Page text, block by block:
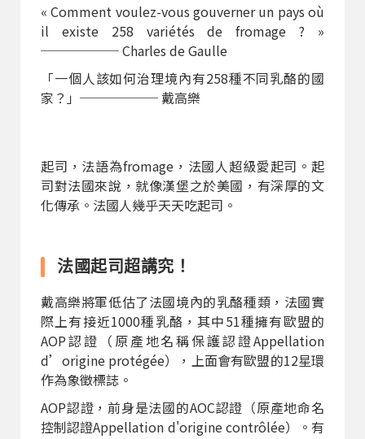
« Comment voulez-vous gouverner un pays où
il existe 258 variétés de fromage ? »
────── Charles de Gaulle
「一個人該如何治理境內有258種不同乳酪的國
家？」────── 戴高樂
起司，法語為fromage，法國人超級愛起司。起
司對法國來說，就像漢堡之於美國，有深厚的文
化傳承。法國人幾乎天天吃起司。
法國起司超講究！
戴高樂將軍低估了法國境內的乳酪種類，法國實
際上有接近1000種乳酪，其中51種擁有歐盟的
AOP認證（原產地名稱保護認證Appellation
d’origine protégée），上面會有歐盟的12星環
作為象徵標誌。
AOP認證，前身是法國的AOC認證（原產地命名
控制認證Appellation d'origine contrôlée）。有